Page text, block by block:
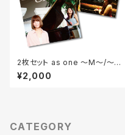
2枚セット as one 〜M〜/〜
R〜 - ピアノ&ヴォーカル デュオ
アルバム - momorie
¥2,000
CATEGORY